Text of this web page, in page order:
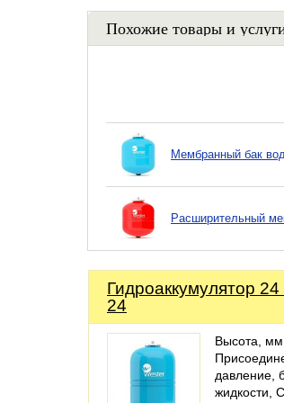
Похожие товары и
Мембранный бак
Расширительный
Гидроаккумулятор
24
Высота,
давление,
жидкости,